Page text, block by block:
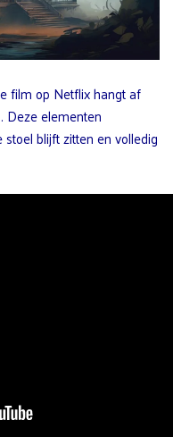
film op Netflix hangt af
Deze elementen
blijft zitten en volledig